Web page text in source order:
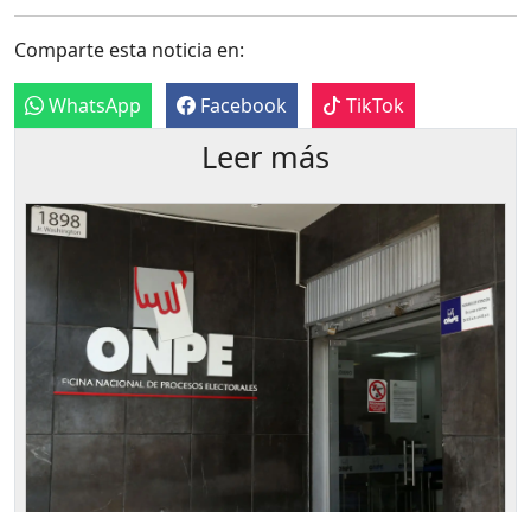
Comparte esta noticia en:
WhatsApp Facebook TikTok
Leer más